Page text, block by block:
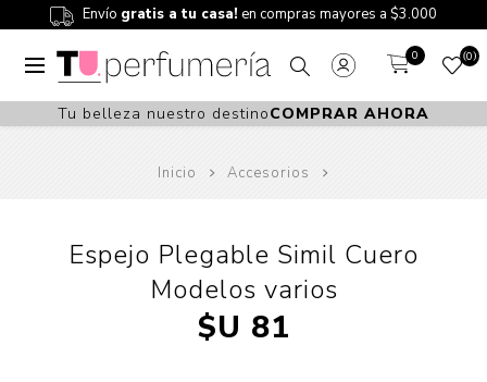
Envío gratis a tu casa! en compras mayores a $3.000
0 0
Tu belleza nuestro destinoCOMPRAR AHORA
Inicio Accesorios
Espejo Plegable Simil Cuero
Modelos varios
$U 81